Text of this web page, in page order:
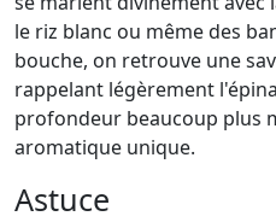
le riz blanc ou même des
bouche, on retrouve une
rappelant légèrement
profondeur beaucoup plus
aromatique unique.
Astuce